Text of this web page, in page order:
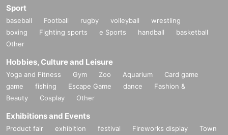
Sport
baseball Football rugby volleyball
wrestling
boxing
Fighting sports e Sports handball
basketball
Other
Hobbies, Culture and Leisure
Yoga and Fitness Gym Zoo Aquarium
Card game
game
fishing Escape Game dance
Fashion &
Beauty
Cosplay Other
Exhibitions and Events
Product fair exhibition festival Fireworks display
Town